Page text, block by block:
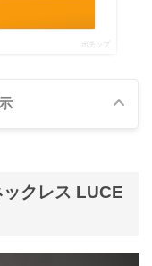
ポチップ
ックレス LUCE